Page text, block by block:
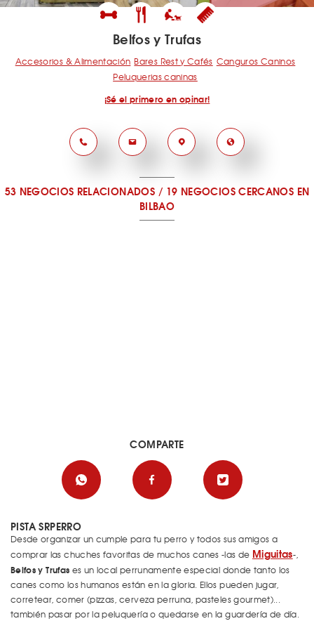
Belfos y Trufas
Accesorios & Alimentación Bares Rest y Cafés Canguros Caninos
Peluquerias caninas
¡Sé el primero en opinar!
53 NEGOCIOS RELACIONADOS/ 19 NEGOCIOS CERCANOS EN
BILBAO
PISTA SRPERRO
Desde organizar un cumple para tu perro y todos sus amigos a
comprar las chuches favoritas de muchos canes -las de Miguitas-,
Belfos y Trufas es un local perrunamente especial donde tanto los
canes como los humanos están en la gloria. Ellos pueden jugar,
corretear, comer (pizzas, cerveza perruna, pasteles gourmet)...
también pasar por la peluquería o quedarse en la guardería de día.
COMPARTE